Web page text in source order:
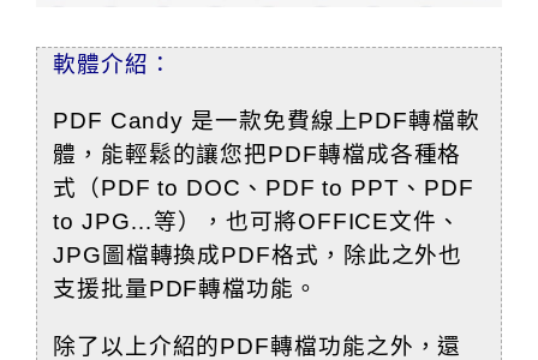
軟體介紹：
PDF Candy 是一款免費線上PDF轉檔軟
體，能輕鬆的讓您把PDF轉檔成各種格
式（PDF to DOC、PDF to PPT、PDF
to JPG…等），也可將OFFICE文件、
JPG圖檔轉換成PDF格式，除此之外也
支援批量PDF轉檔功能。
除了以上介紹的PDF轉檔功能之外，還